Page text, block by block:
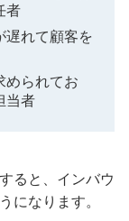
者
遅れて顧客を
められてお
当者
ると、インバウ
になります。